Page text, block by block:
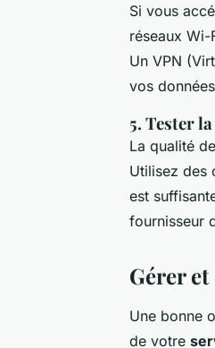
Si vous
réseaux
Un VPN
vos
5. Tester
La qualité
Utilisez des
est
fournisseur
Gérer
Une bonne
de votre